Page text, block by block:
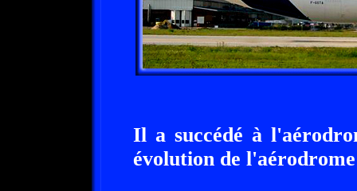
Il a succédé à
évolution de